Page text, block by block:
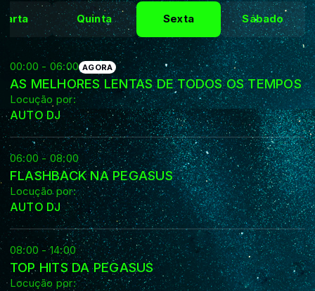
Quinta Sexta Sábado
00:00 - 06:00 AGORA
AS MELHORES LENTAS DE TODOS OS TEMPOS
Locução por:
AUTO DJ
06:00 - 08:00
FLASHBACK NA PEGASUS
Locução por:
AUTO DJ
08:00 - 14:00
TOP HITS DA PEGASUS
Locução por: